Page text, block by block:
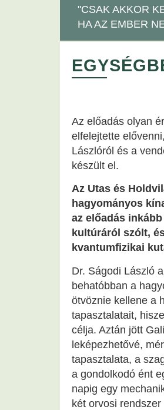
"CSAK AKKOR
HA AZ EMBER
Az előadás olyan
elfelejtette
Lászlóról és a
készült el.
Az Utas és
hagyományos
az előadás
kultúráról szólt,
kvantumfizikai
Dr. Ságodi László
behatóbban a
ötvöznie kellene a
tapasztalatait,
célja. Aztán jött
leképezhetővé,
tapasztalata, a
a gondolkodó ént
napig egy
két orvosi